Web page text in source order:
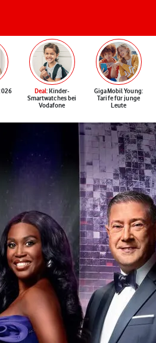
Deal: Kinder-
Smartwatches bei
Vodafone
GigaMobil Young:
Tarife für junge
Leute